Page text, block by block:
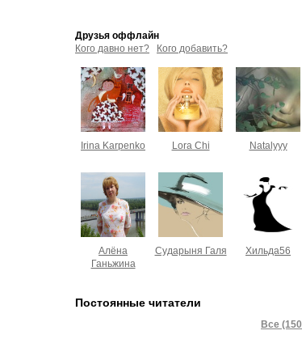
Друзья оффлайн
Кого давно нет?
Кого добавить?
Irina Karpenko Lora Chi Natalyyy
Алёна
Ганьжина
Сударыня Галя Хильда56
Постоянные читатели
Все